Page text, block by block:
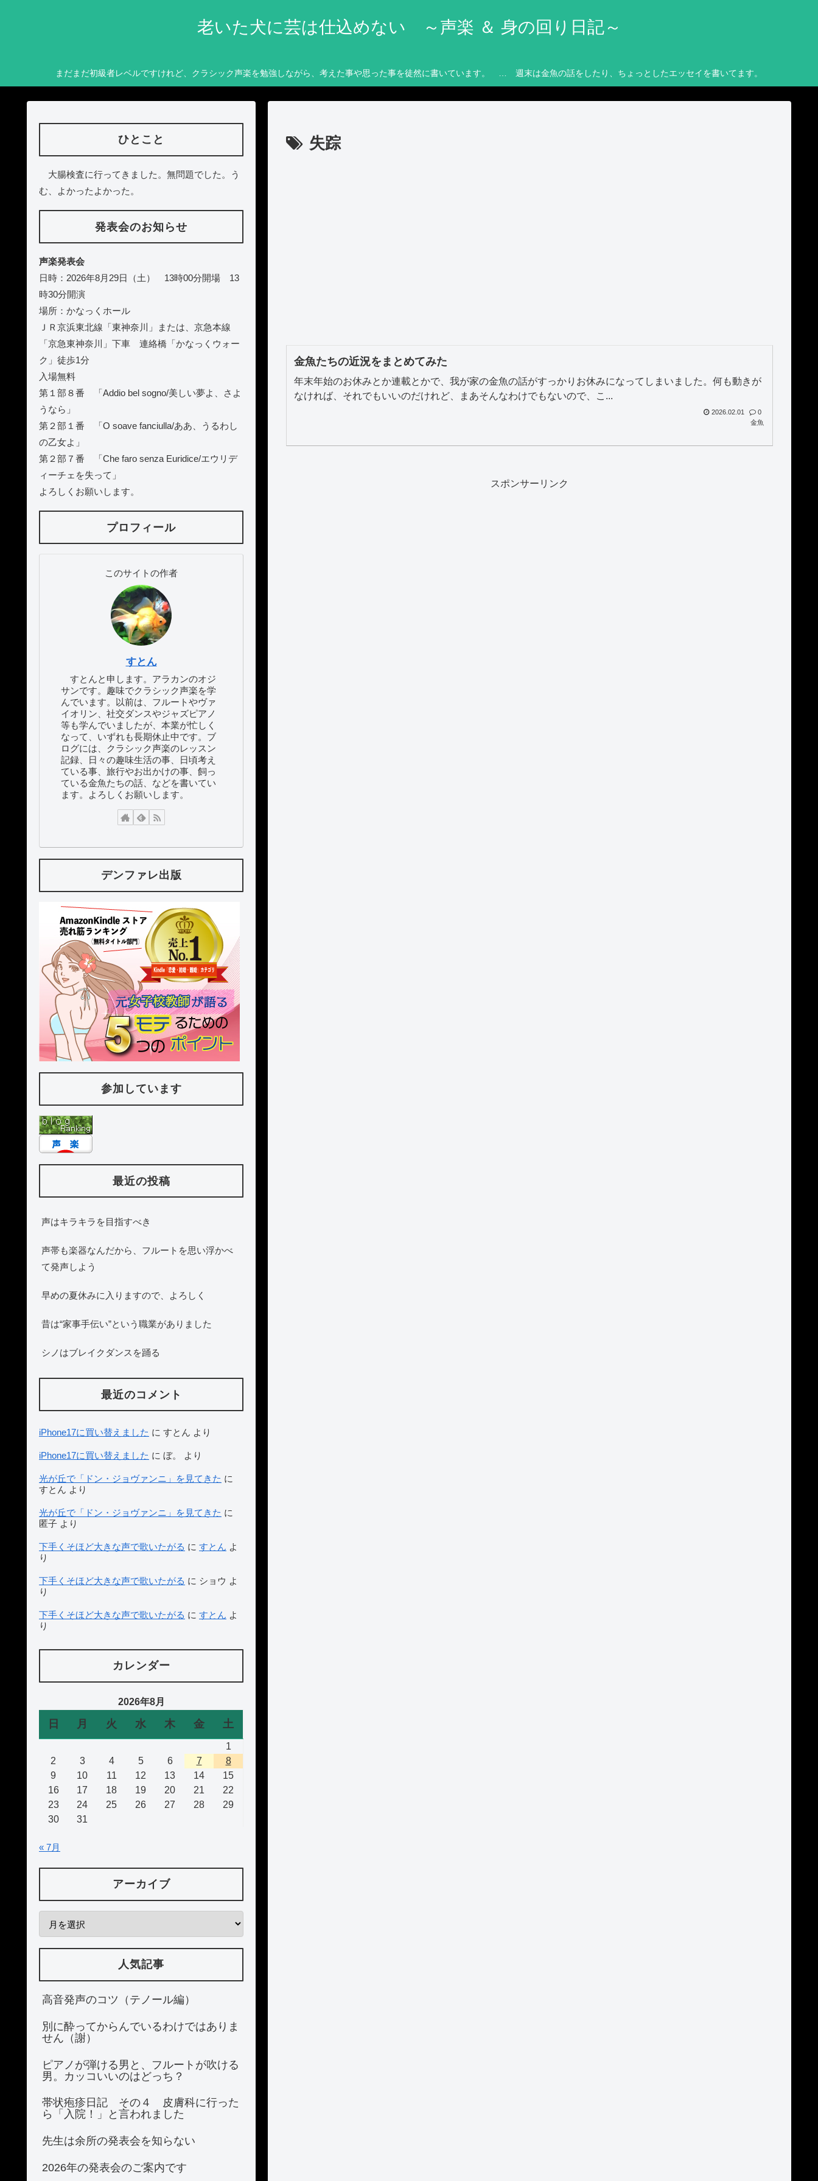
老いた犬に芸は仕込めない ～声楽 ＆ 身の回り日記～
まだまだ初級者レベルですけれど、クラシック声楽を勉強しながら、考えた事や思った事を徒然に書いています。 … 週末は金魚の話をしたり、ちょっとしたエッセイを書いてます。
失踪
金魚たちの近況をまとめてみた
年末年始のお休みとか連載とかで、我が家の金魚の話がすっかりお休みになってしまいました。何も動きが
なければ、それでもいいのだけれど、まあそんなわけでもないので、こ...
2026.02.01
0
金魚
スポンサーリンク
ひとこと
大腸検査に行ってきました。無問題でした。う
む、よかったよかった。
発表会のお知らせ
声楽発表会
日時：2026年8月29日（土） 13時00分開場 13
時30分開演
場所：かなっくホール
ＪＲ京浜東北線「東神奈川」または、京急本線
「京急東神奈川」下車 連絡橋「かなっくウォー
ク」徒歩1分
入場無料
第１部８番 「Addio bel sogno/美しい夢よ、さよ
うなら」
第２部１番 「O soave fanciulla/ああ、うるわし
の乙女よ」
第２部７番 「Che faro senza Euridice/エウリデ
ィーチェを失って」
よろしくお願いします。
プロフィール
このサイトの作者
すとん
すとんと申します。アラカンのオジ
サンです。趣味でクラシック声楽を学
んでいます。以前は、フルートやヴァ
イオリン、社交ダンスやジャズピアノ
等も学んでいましたが、本業が忙しく
なって、いずれも長期休止中です。ブ
ログには、クラシック声楽のレッスン
記録、日々の趣味生活の事、日頃考え
ている事、旅行やお出かけの事、飼っ
ている金魚たちの話、などを書いてい
ます。よろしくお願いします。
デンファレ出版
参加しています
最近の投稿
声はキラキラを目指すべき
声帯も楽器なんだから、フルートを思い浮かべ
て発声しよう
早めの夏休みに入りますので、よろしく
昔は“家事手伝い”という職業がありました
シノはブレイクダンスを踊る
最近のコメント
iPhone17に買い替えました に すとん より
iPhone17に買い替えました に ぼ。 より
光が丘で「ドン・ジョヴァンニ」を見てきた に
すとん より
光が丘で「ドン・ジョヴァンニ」を見てきた に
匿子 より
下手くそほど大きな声で歌いたがる に すとん よ
り
下手くそほど大きな声で歌いたがる に ショウ よ
り
下手くそほど大きな声で歌いたがる に すとん よ
り
カレンダー
2026年8月
日 月 火 水 木 金 土
1
2
3 4 5 6 7
8
9
10 11 12 13 14
15
16
17 18 19 20 21
22
23
24 25 26 27 28
29
30
31
« 7月
アーカイブ
人気記事
高音発声のコツ（テノール編）
別に酔ってからんでいるわけではありま
せん（謝）
ピアノが弾ける男と、フルートが吹ける
男。カッコいいのはどっち？
帯状疱疹日記 その４ 皮膚科に行った
ら「入院！」と言われました
先生は余所の発表会を知らない
2026年の発表会のご案内です